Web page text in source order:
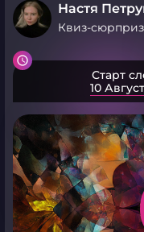
Настя
Квиз-сюрприз
Старт
10